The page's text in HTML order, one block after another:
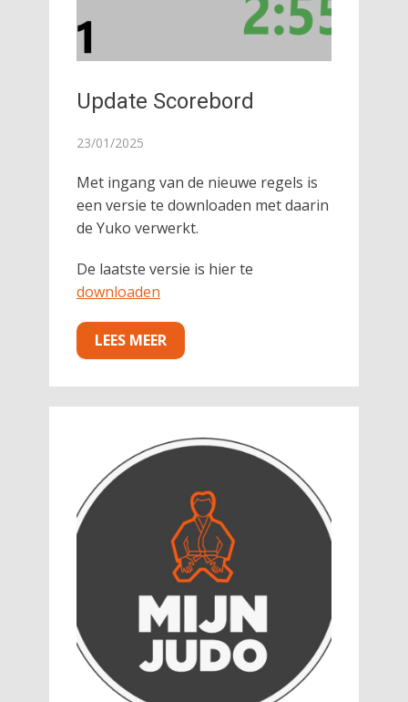
Update Scorebord
23/01/2025
Met ingang van de nieuwe regels is
een versie te downloaden met daarin
de Yuko verwerkt.
De laatste versie is hier te
downloaden
LEES MEER